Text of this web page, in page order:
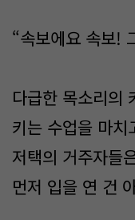
“속보에요 속보!
다급한 목소리의
키는 수업을 마치
저택의 거주자들
먼저 입을 연 건